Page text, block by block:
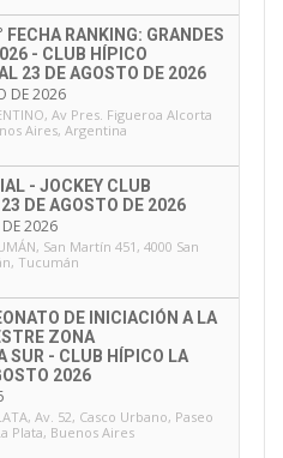
FECHA RANKING: GRANDES
- CLUB HÍPICO
23 DE AGOSTO DE 2026
DE 2026
, Av Pres. Figueroa Alcorta
Aires, Argentina
- JOCKEY CLUB
DE AGOSTO DE 2026
2026
, San Martín 451, 4000 San
Tucumán
DE INICIACIÓN A LA
ZONA
SUR - CLUB HÍPICO LA
2026
, Av. 52, Casco Urbano, Paseo
Plata, Buenos Aires